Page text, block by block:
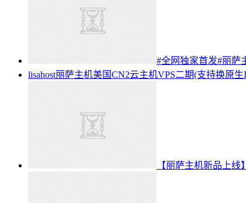
#全网独家首发#丽萨
lisahost丽萨主机美国CN2云主机VPS二期(支持换原
【丽萨主机新品上线